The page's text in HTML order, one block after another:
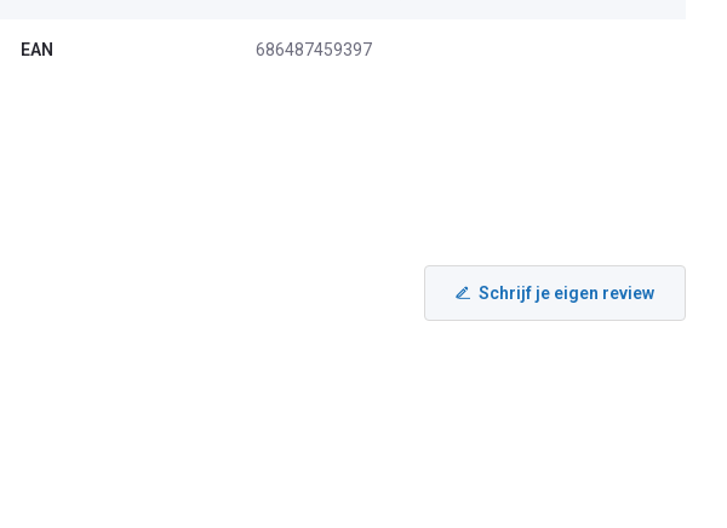
EAN 686487459397
Schrijf je eigen review